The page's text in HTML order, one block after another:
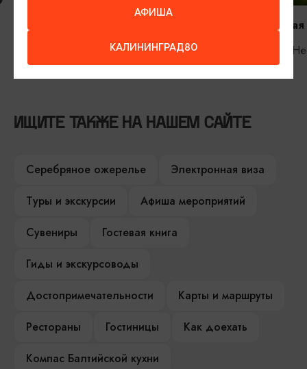
Национальный парк «Виштынецкий»
Нестеров, Нестеровский р-он пос.
Пугачево, ул. Озерная, 9А
Нестеров,
ИЩИТЕ ТАКЖЕ НА НАШЕМ САЙТЕ
Серебряное ожерелье
Электронная виза
Туры и экскурсии
Афиша мероприятий
Сувениры
Гостевая книга
Гиды и экскурсоводы
Достопримечательности
Карты и маршруты
Рестораны
Гостиницы
Как доехать
Компас Балтийской кухни
АФИША
КАЛИНИНГРАД80